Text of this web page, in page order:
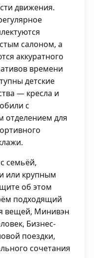
движения.
салоном, а
аккуратного
времени
детские
— кресла и
с
отделением для
семьёй,
или крупным
об этом
подходящий
вещей, Минивэн
Бизнес-
поездки,
сочетания